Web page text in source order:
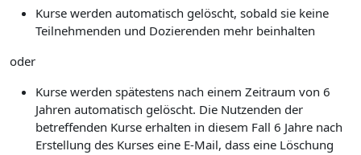
Kurse werden automatisch gelöscht, sobald sie keine
Teilnehmenden und Dozierenden mehr beinhalten
oder
Kurse werden spätestens nach einem Zeitraum von 6
Jahren automatisch gelöscht. Die Nutzenden der
betreffenden Kurse erhalten in diesem Fall 6 Jahre nach
Erstellung des Kurses eine E-Mail, dass eine Löschung